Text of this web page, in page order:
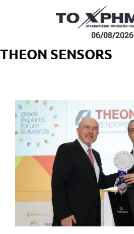
06/08/2026
ΤΗΕΟΝ SENSORS